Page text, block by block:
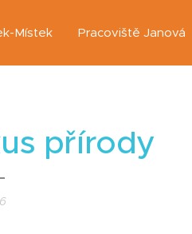
Místek Pracoviště Janová
přírody